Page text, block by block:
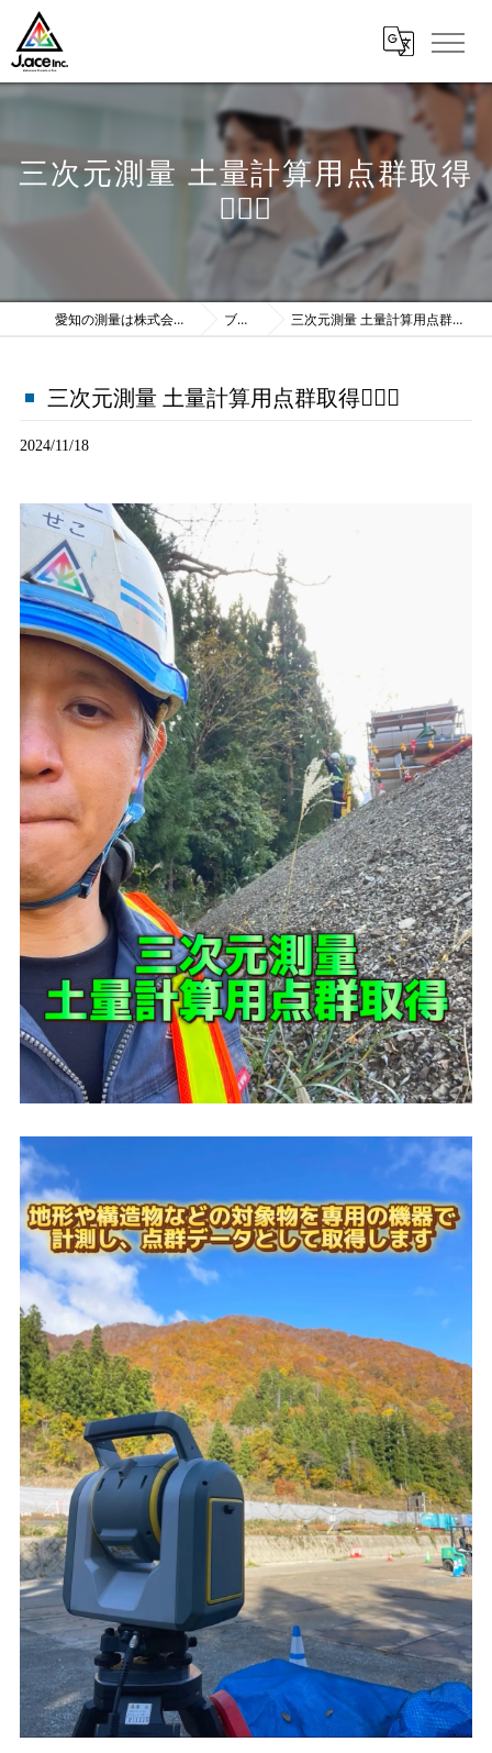
三次元測量 土量計算用点群取得
💁🏼‍♀️
愛知の測量は株式会社J.ace ブログ 三次元測量 土量計算用点群取得💁🏼‍♀️
三次元測量 土量計算用点群取得💁🏼‍♀️
2024/11/18